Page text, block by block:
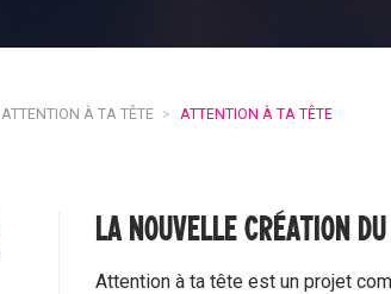
ATTENTION À TA TÊTE > ATTENTION À TA TÊTE
LA NOUVELLE CRÉATION
Attention à ta tête est un projet